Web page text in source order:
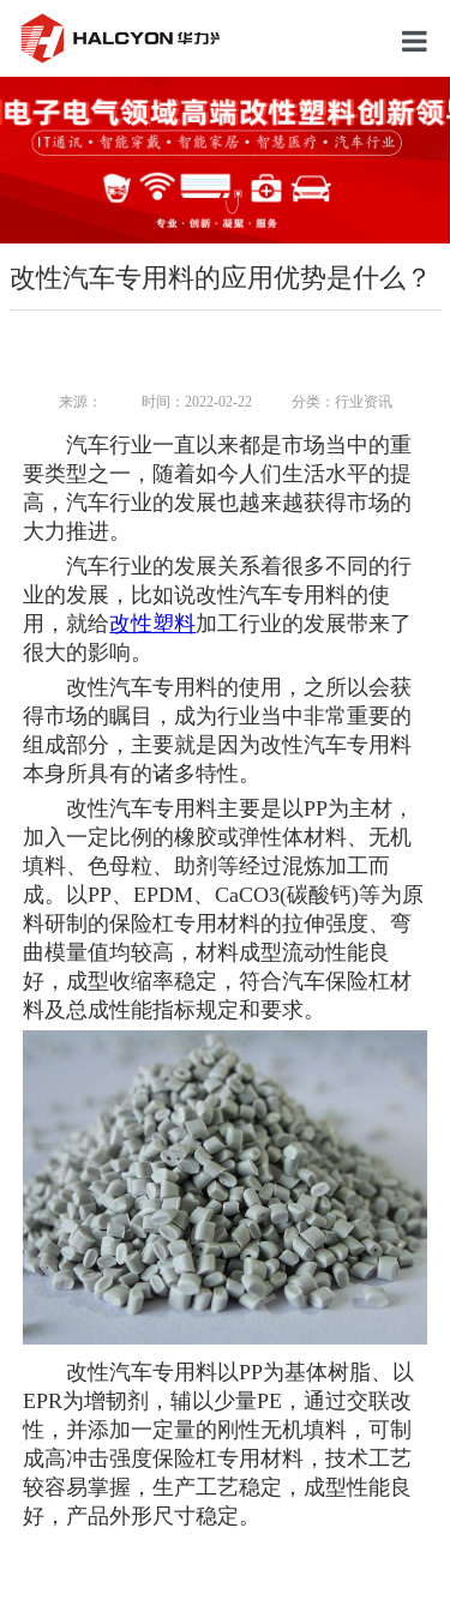
胜游（中国）
关于我们
研发中心
改性汽车专用料的应用优势是什么？
来源： 时间：2022-02-22 分类：行业资讯
汽车行业一直以来都是市场当中的重
要类型之一，随着如今人们生活水平的提
高，汽车行业的发展也越来越获得市场的
大力推进。
汽车行业的发展关系着很多不同的行
业的发展，比如说改性汽车专用料的使
用，就给改性塑料加工行业的发展带来了
很大的影响。
改性汽车专用料的使用，之所以会获
得市场的瞩目，成为行业当中非常重要的
组成部分，主要就是因为改性汽车专用料
本身所具有的诸多特性。
改性汽车专用料主要是以PP为主材，
加入一定比例的橡胶或弹性体材料、无机
填料、色母粒、助剂等经过混炼加工而
成。以PP、EPDM、CaCO3(碳酸钙)等为原
料研制的保险杠专用材料的拉伸强度、弯
曲模量值均较高，材料成型流动性能良
好，成型收缩率稳定，符合汽车保险杠材
料及总成性能指标规定和要求。
改性汽车专用料以PP为基体树脂、以
EPR为增韧剂，辅以少量PE，通过交联改
性，并添加一定量的刚性无机填料，可制
成高冲击强度保险杠专用材料，技术工艺
较容易掌握，生产工艺稳定，成型性能良
好，产品外形尺寸稳定。